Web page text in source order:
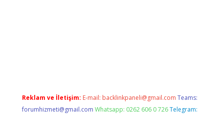
Reklam ve İletişim: E-mail: backlinkpaneli@gmail.com Teams:
forumhizmeti@gmail.com Whatsapp: 0262 606 0 726 Telegram: